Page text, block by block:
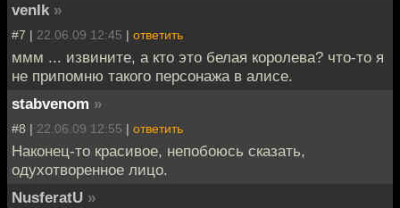
venIk »
#7 | 22.06.09 12:45 | ответить
ммм ... извините, а кто это белая королева? что-то я
не припомню такого персонажа в алисе.
stabvenom »
#8 | 22.06.09 12:55 | ответить
Наконец-то красивое, непобоюсь сказать,
одухотворенное лицо.
NusferatU »